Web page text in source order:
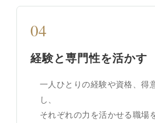
04
経験と専門性を活かす
一人ひとりの経験や資格、得
し、
それぞれの力を活かせる職場